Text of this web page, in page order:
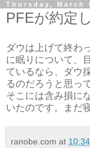
Thursday, March
PFEが約定
ダウは上げて終わ
に眠りについて、
ているなら、ダウ
るのだろうと思っ
そこには含み損に
いたのです。まだ
ranobe.com at